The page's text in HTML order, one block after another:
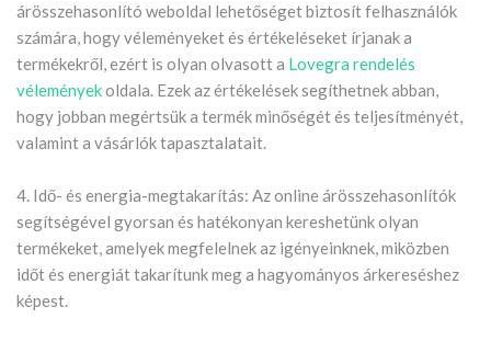
árösszehasonlító weboldal lehetőséget biztosít felhasználók
számára, hogy véleményeket és értékeléseket írjanak a
termékekről, ezért is olyan olvasott a Lovegra rendelés
véleményekoldala. Ezek az értékelések segíthetnek abban,
hogy jobban megértsük a termék minőségét és teljesítményét,
valamint a vásárlók tapasztalatait.
4. Idő- és energia-megtakarítás: Az online árösszehasonlítók
segítségével gyorsan és hatékonyan kereshetünk olyan
termékeket, amelyek megfelelnek az igényeinknek, miközben
időt és energiát takarítunk meg a hagyományos árkereséshez
képest.